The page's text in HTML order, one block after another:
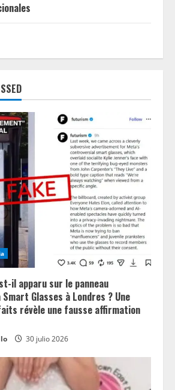
il apparu sur le panneau
Glasses à Londres ? Une
révèle une fausse affirmation
30 julio 2026